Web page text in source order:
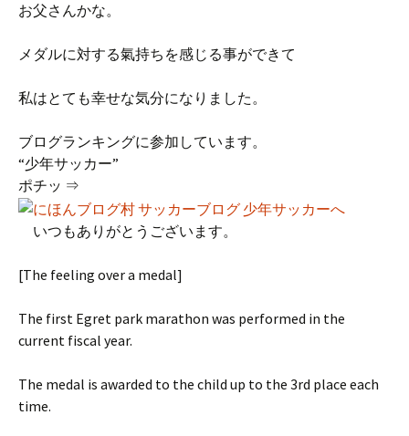
お父さんかな。
メダルに対する氣持ちを感じる事ができて
私はとても幸せな気分になりました。
ブログランキングに参加しています。
“少年サッカー”
ポチッ ⇒
いつもありがとうございます。
[The feeling over a medal]
The first Egret park marathon was performed in the
current fiscal year.
The medal is awarded to the child up to the 3rd place each
time.